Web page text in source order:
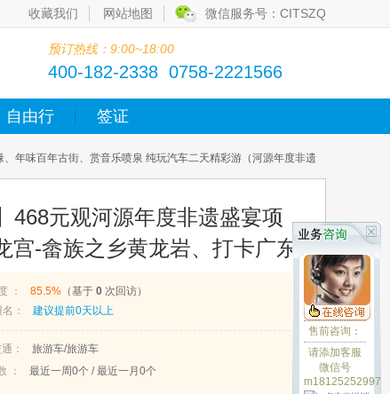
微信服务号：CITSZQ
收藏我们 网站地图
预订热线：9:00~18:00
400-182-2338 0758-2221566
自由行 签证
售前咨询：
请添加客服
微信号
m18125252997
年味百年古街、赏音乐喷泉 纯玩汽车二天精彩游（河源年度非遗
468元观河源年度非遗盛宴项
宫-畲族之乡黄龙岩、打卡广东
古街、赏音乐喷泉 纯玩汽车二
-汶水塘捕鱼节、万人围观、下
·“渔”乐无限、入住河源市区星
号出发、仅此一期
： 85.5% （基于 0 次回访）
：
建议提前0天以上
：
旅游车/旅游车
： 最近一周0个 / 最近一月 0个